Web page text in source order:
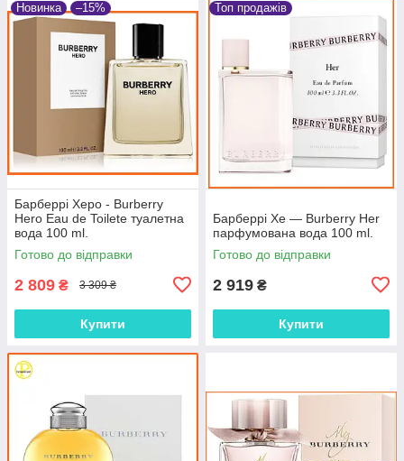
Новинка –15%
Барберрі Херо - Burberry
Hero Eau de Toilete туалетна
вода 100 ml.
Готово до відправки
2 809 ₴ 3 309 ₴
Купити
Топ продажів
Барберрі Хе — Burberry Her
парфумована вода 100 ml.
Готово до відправки
2 919 ₴
Купити